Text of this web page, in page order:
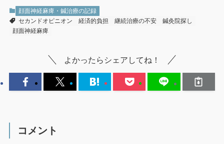
顔面神経麻痺・鍼治療の記録
セカンドオピニオン
経済的負担 継続治療の不安
鍼灸院探し
顔面神経麻痺
よかったらシェアしてね！
コメント